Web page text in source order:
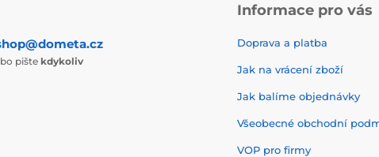
pište kdykoliv
Informace pro vás
Doprava a platba
Jak na vrácení zboží
Jak balíme objednávky
Všeobecné obchodní
VOP pro firmy